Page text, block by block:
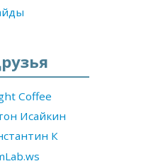
Coffee
Исайкин
К